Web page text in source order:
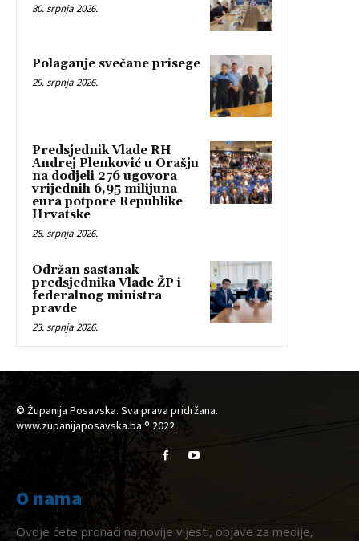
30. srpnja 2026.
Polaganje svečane prisege
29. srpnja 2026.
Predsjednik Vlade RH
Andrej Plenković u Orašju
na dodjeli 276 ugovora
vrijednih 6,95 milijuna
eura potpore Republike
Hrvatske
28. srpnja 2026.
Održan sastanak
predsjednika Vlade ŽP i
federalnog ministra
pravde
23. srpnja 2026.
© Županija Posavska. Sva prava pridržana.
www.zupanijaposavska.ba ® 2022
O nama
Ovdje ćete pronaći najnovije vijesti, objave za medije,